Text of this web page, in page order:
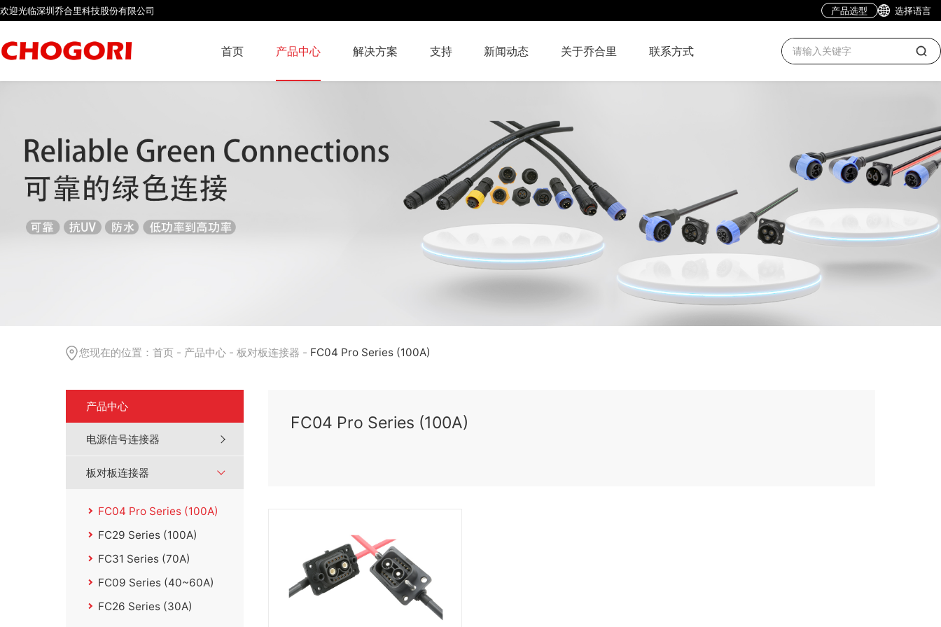
欢迎光临深圳乔合里科技股份有限公司 产品选型 选择语言
首页 产品中心 解决方案 支持 新闻动态 关于乔合里 联系方式
您现在的位置： 首页 - 产品中心- 板对板连接器 - FC04 Pro Series (100A)
产品中心
电源信号连接器
板对板连接器
FC04 Pro Series (100A)
FC29 Series (100A)
FC31 Series (70A)
FC09 Series (40~60A)
FC26 Series (30A)
FC04 Pro Series (100A)